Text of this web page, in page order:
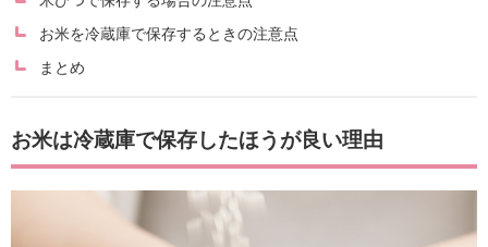
お米を冷蔵庫で保存するときの注意点
まとめ
お米は冷蔵庫で保存したほうが良い理由